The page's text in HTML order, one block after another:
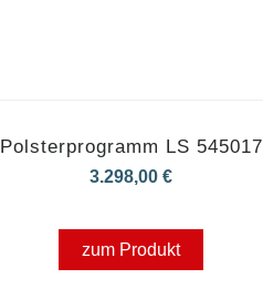
Polsterprogramm LS 545017
3.298,00€
zum Produkt